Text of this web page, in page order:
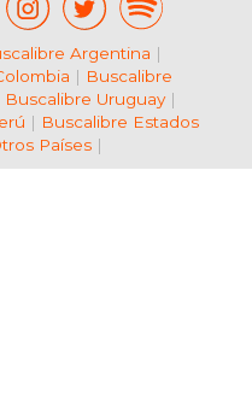
Argentina |
| Buscalibre
Buscalibre Uruguay|
| Buscalibre Estados
Países|